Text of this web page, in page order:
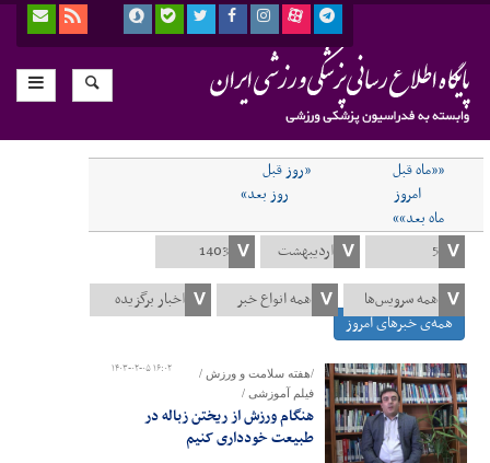
««ماه قبل
«روز قبل
امروز
روز بعد»
ماه بعد»»
همه‌ی خبرهای امروز
۱۴۰۳-۰۲-۰۵ ۱۶:۰۲
/هفته سلامت و ورزش /
فیلم آموزشی /
هنگام ورزش از ریختن زباله در
طبیعت خودداری کنیم